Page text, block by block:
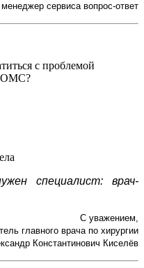
сервиса вопрос-ответ
с проблемой
ОМС?
специалист: врач-
С уважением,
главного врача по хирургии
Константинович Киселёв